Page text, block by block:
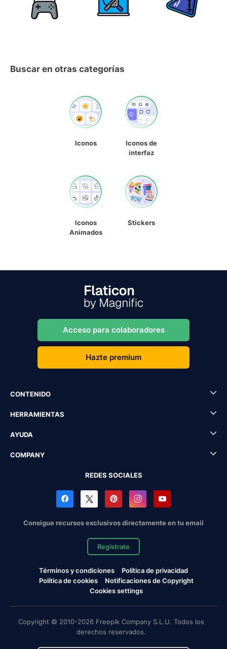
Buscar en otras categorías
Iconos
Iconos de
interfaz
Iconos
Animados
Stickers
Acceso para colaboradores
Hazte premium
CONTENIDO
HERRAMIENTAS
AYUDA
COMPANY
REDES SOCIALES
Consigue recursos exclusivos directamente en tu email
Regístrate
Términos y condiciones
Política de privacidad
Política de cookies
Notificaciones de Copyright
Cookies settings
Copyright © 2010-2026 Freepik Company S.L.U. Todos los
derechos reservados.